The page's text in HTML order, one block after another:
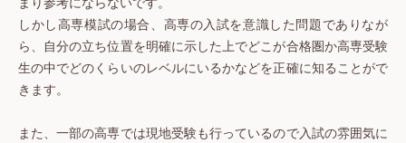
しかし高専模試の場合、高専の入試を意識した問題でありなが
ら、自分の立ち位置を明確に示した上でどこが合格圏か高専受験
生の中でどのくらいのレベルにいるかなどを正確に知ることがで
きます。
また、一部の高専では現地受験も行っているので入試の雰囲気に